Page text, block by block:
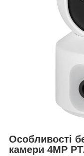
Особливості
камери 4MP